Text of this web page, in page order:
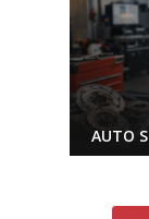
AUTO